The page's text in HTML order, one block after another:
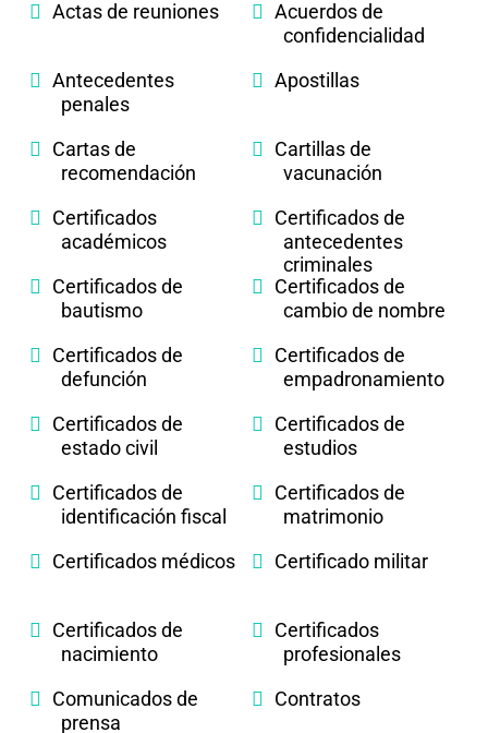
Actas de reuniones
Acuerdos de
confidencialidad
Antecedentes
penales
Apostillas
Cartas de
recomendación
Cartillas de
vacunación
Certificados
académicos
Certificados de
antecedentes
criminales
Certificados de
bautismo
Certificados de
cambio de nombre
Certificados de
defunción
Certificados de
empadronamiento
Certificados de
estado civil
Certificados de
estudios
Certificados de
identificación fiscal
Certificados de
matrimonio
Certificados médicos
Certificado militar
Certificados de
nacimiento
Certificados
profesionales
Comunicados de
prensa
Contratos